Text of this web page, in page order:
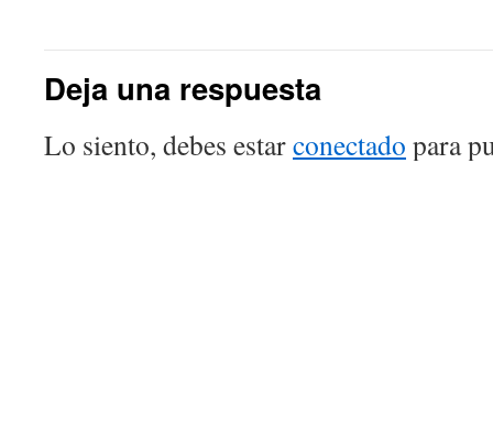
Deja una respuesta
Lo siento, debes estarconectado para